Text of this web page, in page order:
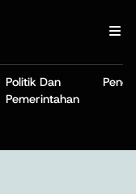
Politik Dan
Pemerintahan